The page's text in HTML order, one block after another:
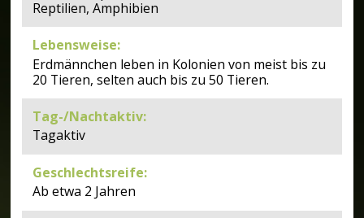
Reptilien, Amphibien
Lebensweise:
Erdmännchen leben in Kolonien von meist bis zu
20 Tieren, selten auch bis zu 50 Tieren.
Tag-/Nachtaktiv:
Tagaktiv
Geschlechtsreife:
Ab etwa 2 Jahren